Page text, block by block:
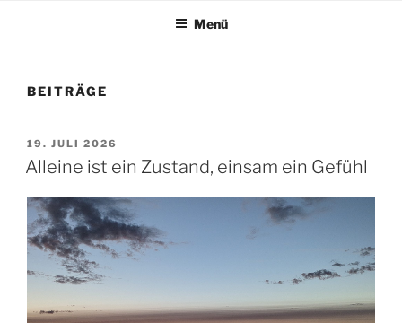
Menü
BEITRÄGE
VERÖFFENTLICHT
AM
19. JULI 2026
Alleine ist ein Zustand, einsam ein Gefühl